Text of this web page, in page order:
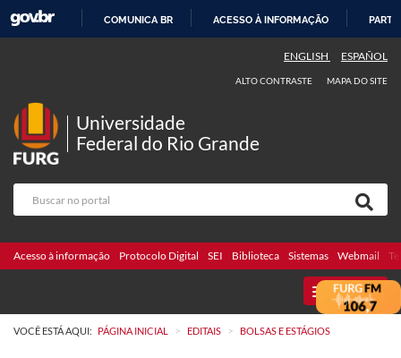
COMUNICA BR ACESSO À INFORMAÇÃO
ENGLISH ESPAÑOL
ALTO CONTRASTE MAPA DO SITE
Universidade
Federal do Rio Grande
Acesso à informação Protocolo Digital SEI Biblioteca Sistemas Webmail
MENU
VOCÊ ESTÁ AQUI: PÁGINA INICIAL > EDITAIS > BOLSAS E ESTÁGIOS